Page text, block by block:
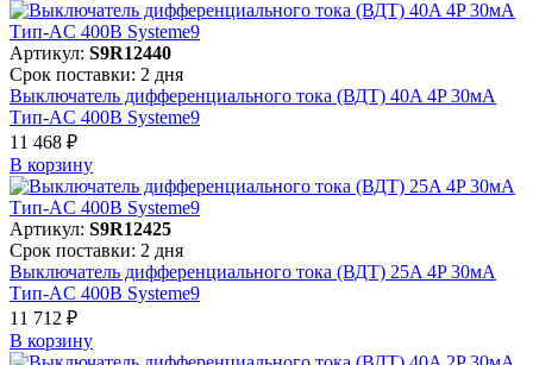
Артикул: S9R12440
Срок поставки: 2 дня
Выключатель дифференциального тока (ВДТ) 40A 4P 30мА
Тип-AC 400В Systeme9
11 468 ₽
В корзинy
Артикул: S9R12425
Срок поставки: 2 дня
Выключатель дифференциального тока (ВДТ) 25A 4P 30мА
Тип-AC 400В Systeme9
11 712 ₽
В корзинy